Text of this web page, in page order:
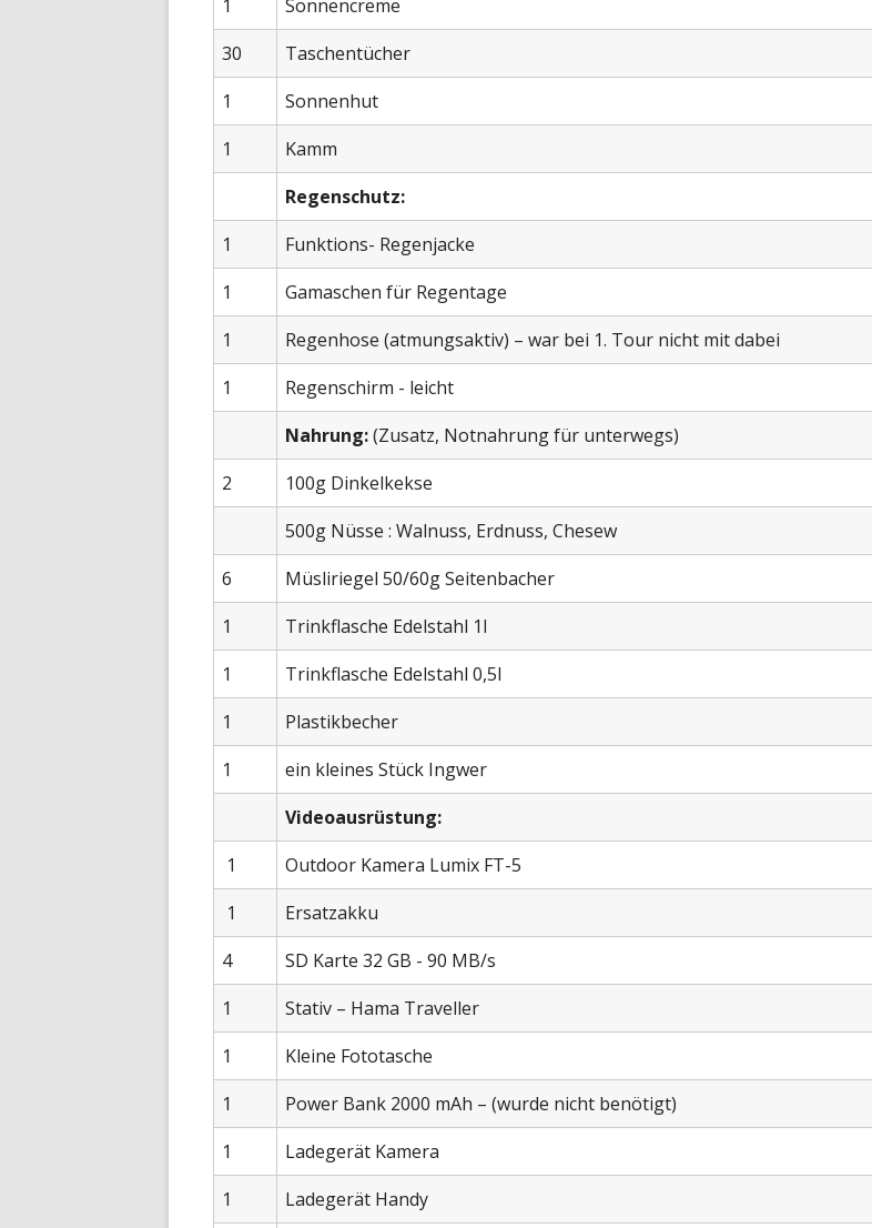
1
Sonnencreme
30
Taschentücher
1
Sonnenhut
1
Kamm
Regenschutz:
1
Funktions- Regenjacke
1
Gamaschen für Regentage
1
Regenhose (atmungsaktiv) – war bei 1. Tour nicht mit dabei
1
Regenschirm - leicht
Nahrung:(Zusatz, Notnahrung für unterwegs)
2
100g Dinkelkekse
500g Nüsse : Walnuss, Erdnuss, Chesew
6
Müsliriegel 50/60g Seitenbacher
1
Trinkflasche Edelstahl 1l
1
Trinkflasche Edelstahl 0,5l
1
Plastikbecher
1
ein kleines Stück Ingwer
Videoausrüstung:
1
Outdoor Kamera Lumix FT-5
1
Ersatzakku
4
SD Karte 32 GB - 90 MB/s
1
Stativ – Hama Traveller
1
Kleine Fototasche
1
Power Bank 2000 mAh – (wurde nicht benötigt)
1
Ladegerät Kamera
1
Ladegerät Handy